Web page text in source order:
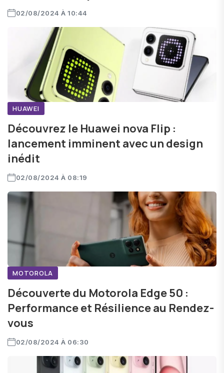
02/08/2024 À 10:44
HUAWEI
Découvrez le Huawei nova Flip :
lancement imminent avec un design
inédit
02/08/2024 À 08:19
MOTOROLA
Découverte du Motorola Edge 50 :
Performance et Résilience au Rendez-
vous
02/08/2024 À 06:30